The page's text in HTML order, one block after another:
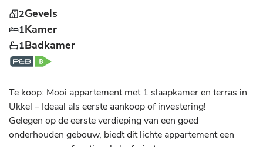
2Gevels
1Kamer
1Badkamer
Te koop: Mooi appartement met 1 slaapkamer en terras in
Ukkel – Ideaal als eerste aankoop of investering!
Gelegen op de eerste verdieping van een goed
onderhouden gebouw, biedt dit lichte appartement een